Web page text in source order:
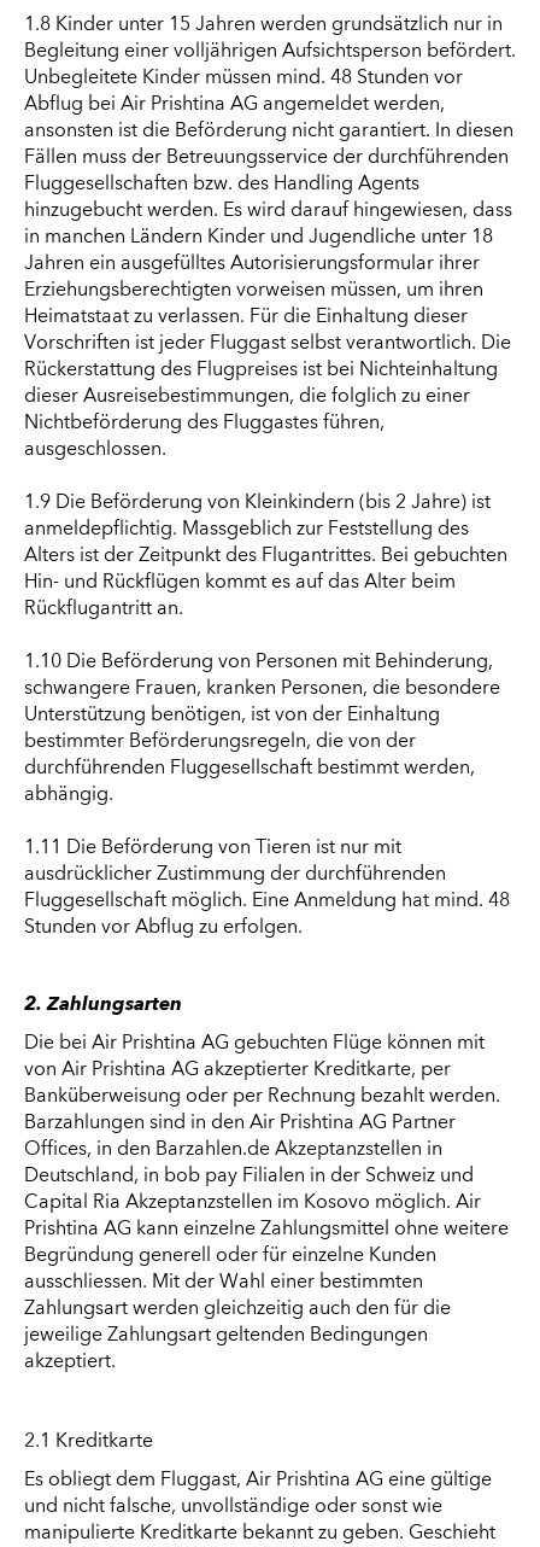
1.8 Kinder unter 15 Jahren werden grundsätzlich nur in
Begleitung einer volljährigen Aufsichtsperson befördert.
Unbegleitete Kinder müssen mind. 48 Stunden vor
Abflug bei Air Prishtina AG angemeldet werden,
ansonsten ist die Beförderung nicht garantiert. In diesen
Fällen muss der Betreuungsservice der durchführenden
Fluggesellschaften bzw. des Handling Agents
hinzugebucht werden. Es wird darauf hingewiesen, dass
in manchen Ländern Kinder und Jugendliche unter 18
Jahren ein ausgefülltes Autorisierungsformular ihrer
Erziehungsberechtigten vorweisen müssen, um ihren
Heimatstaat zu verlassen. Für die Einhaltung dieser
Vorschriften ist jeder Fluggast selbst verantwortlich. Die
Rückerstattung des Flugpreises ist bei Nichteinhaltung
dieser Ausreisebestimmungen, die folglich zu einer
Nichtbeförderung des Fluggastes führen,
ausgeschlossen.
1.9 Die Beförderung von Kleinkindern (bis 2 Jahre) ist
anmeldepflichtig. Massgeblich zur Feststellung des
Alters ist der Zeitpunkt des Flugantrittes. Bei gebuchten
Hin- und Rückflügen kommt es auf das Alter beim
Rückflugantritt an.
1.10 Die Beförderung von Personen mit Behinderung,
schwangere Frauen, kranken Personen, die besondere
Unterstützung benötigen, ist von der Einhaltung
bestimmter Beförderungsregeln, die von der
durchführenden Fluggesellschaft bestimmt werden,
abhängig.
1.11 Die Beförderung von Tieren ist nur mit
ausdrücklicher Zustimmung der durchführenden
Fluggesellschaft möglich. Eine Anmeldung hat mind. 48
Stunden vor Abflug zu erfolgen.
2. Zahlungsarten
Die bei Air Prishtina AG gebuchten Flüge können mit
von Air Prishtina AG akzeptierter Kreditkarte, per
Banküberweisung oder per Rechnung bezahlt werden.
Barzahlungen sind in den Air Prishtina AG Partner
Offices, in den Barzahlen.de Akzeptanzstellen in
Deutschland, in bob pay Filialen in der Schweiz und
Capital Ria Akzeptanzstellen im Kosovo möglich. Air
Prishtina AG kann einzelne Zahlungsmittel ohne weitere
Begründung generell oder für einzelne Kunden
ausschliessen. Mit der Wahl einer bestimmten
Zahlungsart werden gleichzeitig auch den für die
jeweilige Zahlungsart geltenden Bedingungen
akzeptiert.
2.1 Kreditkarte
Es obliegt dem Fluggast, Air Prishtina AG eine gültige
und nicht falsche, unvollständige oder sonst wie
manipulierte Kreditkarte bekannt zu geben. Geschieht